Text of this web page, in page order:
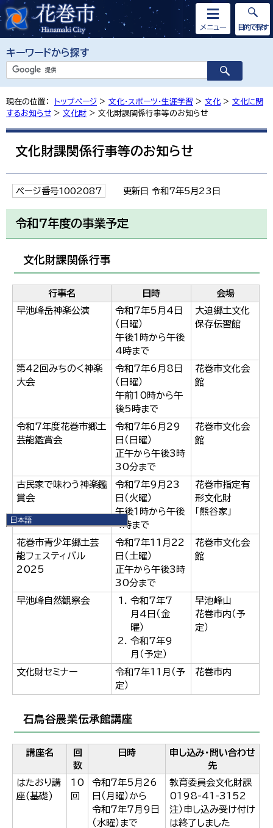
キーワードから探す
メニュー
日本語
English
한국어
简体中文
目的で探す
現在の位置： トップページ > 文化・スポーツ・生涯学習 > 文化 > 文化に関
するお知らせ > 文化財 > 文化財課関係行事等のお知らせ
文化財課関係行事等のお知らせ
ページ番号1002087 更新日 令和7年5月23日
令和7年度の事業予定
文化財課関係行事
行事名 日時
会場
早池峰岳神楽公演
令和7年5月4日
（日曜）
午後1時から午後
4時まで
大迫郷土文化
保存伝習館
第42回みちのく神楽
大会
令和7年6月8日
（日曜）
午前10時から午
後5時まで
花巻市文化会
館
令和7年度花巻市郷土
芸能鑑賞会
令和7年6月29
日（日曜）
正午から午後3時
30分まで
花巻市文化会
館
古民家で味わう神楽鑑
賞会
令和7年9月23
日（火曜）
午後1時から午後
4時まで
花巻市指定有
形文化財
「熊谷家」
花巻市青少年郷土芸
能フェスティバル
2025
令和7年11月22
日（土曜）
正午から午後3時
30分まで
花巻市文化会
館
早池峰自然観察会
令和7年7
月4日（金
曜）
令和7年9
月（予定）
早池峰山
花巻市内（予
定）
文化財セミナー
令和7年11月（予
定）
花巻市内
石鳥谷農業伝承館講座
講座名
回
数
日時
申し込み・問い合わせ
先
はたおり講
座(基礎)
10
回
令和7年5月26
日（月曜）から
令和7年7月9日
（水曜）まで
教育委員会文化財課
0198-41-3152
注）申し込み受け付け
は終了しました